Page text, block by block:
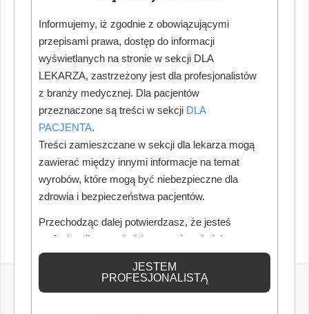
Informujemy, iż zgodnie z obowiązującymi
przepisami prawa, dostęp do informacji
wyświetlanych na stronie w sekcji DLA
LEKARZA, zastrzeżony jest dla profesjonalistów
z branży medycznej. Dla pacjentów
przeznaczone są treści w sekcji DLA
PACJENTA.
Treści zamieszczane w sekcji dla lekarza mogą
zawierać między innymi informacje na temat
wyrobów, które mogą być niebezpieczne dla
zdrowia i bezpieczeństwa pacjentów.
Przechodząc dalej potwierdzasz, że jesteś
profesjonalistą posiadającym odpowiednią
wiedzę medyczną.
JESTEM
PROFESJONALISTĄ